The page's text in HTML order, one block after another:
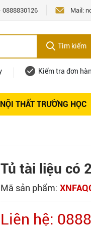
0888830126 Mail:
Tìm kiếm
Kiểm tra đơn
NỘI THẤT TRƯỜNG HỌC
Tủ tài liệu có
Mã sản phẩm:
Liên hệ: